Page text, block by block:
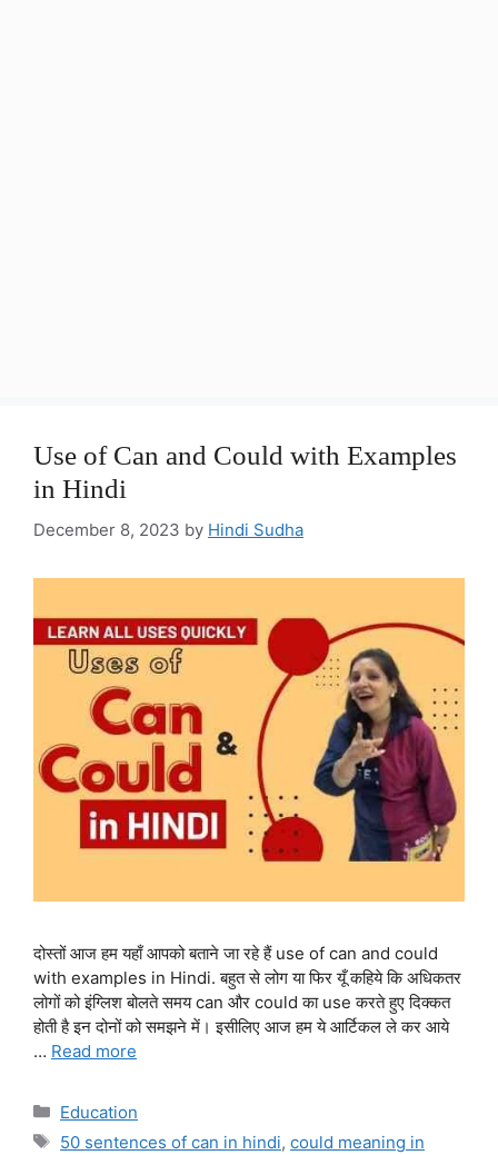
Use of Can and Could with Examples
in Hindi
December 8, 2023 by Hindi Sudha
दोस्तों आज हम यहाँ आपको बताने जा रहे हैं use of can and could
with examples in Hindi. बहुत से लोग या फिर यूँ कहिये कि अधिकतर
लोगों को इंग्लिश बोलते समय can और could का use करते हुए दिक्कत
होती है इन दोनों को समझने में। इसीलिए आज हम ये आर्टिकल ले कर आये
… Read more
Categories
Education
Tags
50 sentences of can in hindi, could meaning in